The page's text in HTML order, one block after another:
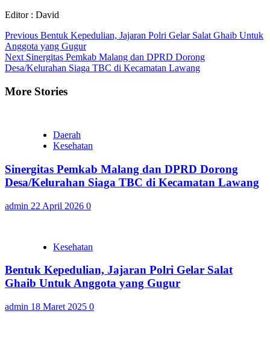
Editor : David
Continue
Reading
Previous Bentuk Kepedulian, Jajaran Polri Gelar Salat Ghaib Untuk
Anggota yang Gugur
Next Sinergitas Pemkab Malang dan DPRD Dorong
Desa/Kelurahan Siaga TBC di Kecamatan Lawang
More Stories
Daerah
Kesehatan
Sinergitas Pemkab Malang dan DPRD Dorong
Desa/Kelurahan Siaga TBC di Kecamatan Lawang
admin 22 April 2026 0
Kesehatan
Bentuk Kepedulian, Jajaran Polri Gelar Salat
Ghaib Untuk Anggota yang Gugur
admin 18 Maret 2025 0